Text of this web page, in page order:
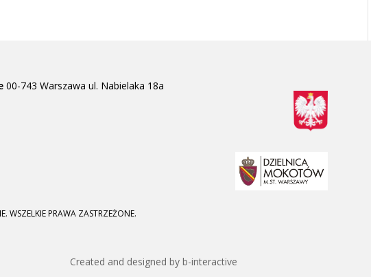
00-743 Warszawa ul. Nabielaka 18a
WSZELKIE PRAWA ZASTRZEŻONE.
Created and designed by b-interactive